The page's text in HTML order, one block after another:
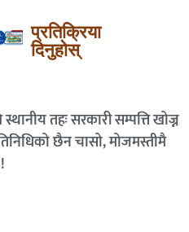
प्रतिक्रिया
दिनुहोस्
तहः सरकारी सम्पत्ति खोज्न
छैन चासो, मोजमस्तीमै